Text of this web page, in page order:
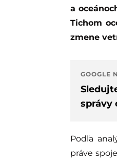
a
Tichom
zmene
GOOGLE
správy
Podľa
práve